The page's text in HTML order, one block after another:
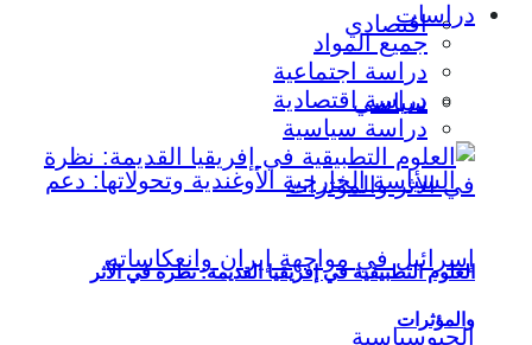
اقتصادي
سياسي
دراسات
جميع المواد
دراسة اجتماعية
دراسة اقتصادية
دراسة سياسية
العلوم التطبيقية في إفريقيا القديمة: نظرة في الأثر
والمؤثرات